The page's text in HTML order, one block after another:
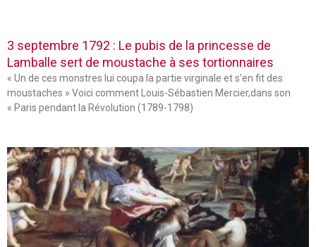
3 septembre 1792 : Le pubis de la princesse de
Lamballe sert de moustache à ses tortionnaires
« Un de ces monstres lui coupa la partie virginale et s’en fit des
moustaches » Voici comment Louis-Sébastien Mercier,dans son
« Paris pendant la Révolution (1789-1798)